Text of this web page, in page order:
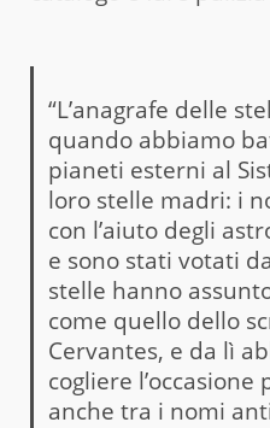
“L’anagrafe delle
quando abbiamo
pianeti esterni al
loro stelle madri: i
con l’aiuto degli
e sono stati votati
stelle hanno
come quello dello
Cervantes, e da lì
cogliere
anche tra i nomi